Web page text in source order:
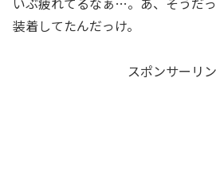
装着してたんだっけ。
スポンサーリ